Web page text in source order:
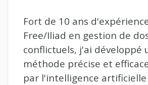
Fort de 10 ans
Free/Iliad en gestion de
conflictuels, j'ai développé
méthode précise et
par l'intelligence